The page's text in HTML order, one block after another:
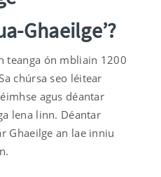
Ghaeilge’?
teanga ón mbliain 1200
chúrsa seo léitear
agus déantar
lena linn. Déantar
Ghaeilge an lae inniu